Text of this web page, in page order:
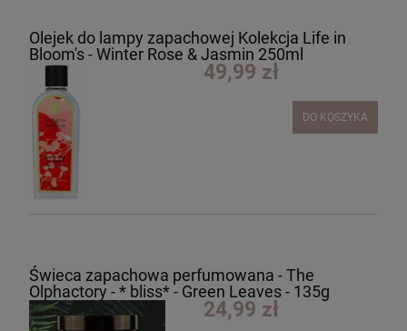
Olejek do lampy zapachowej Kolekcja Life in
Bloom's - Winter Rose & Jasmin 250ml
49,99 zł
DO KOSZYKA
Świeca zapachowa perfumowana - The
Olphactory - * bliss* - Green Leaves - 135g
24,99 zł